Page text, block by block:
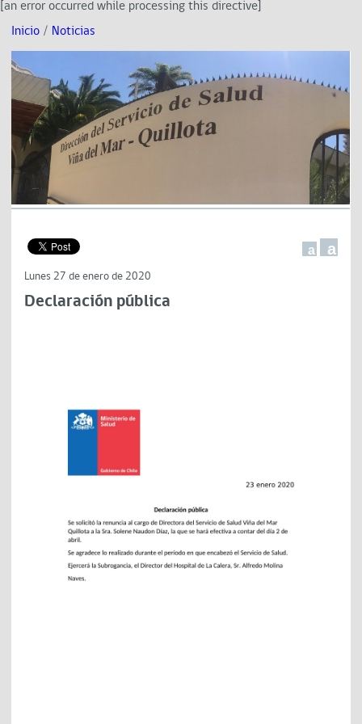
[an error occurred while processing this directive]
Inicio / Noticias
a a
Lunes 27 de enero de 2020
Declaración pública